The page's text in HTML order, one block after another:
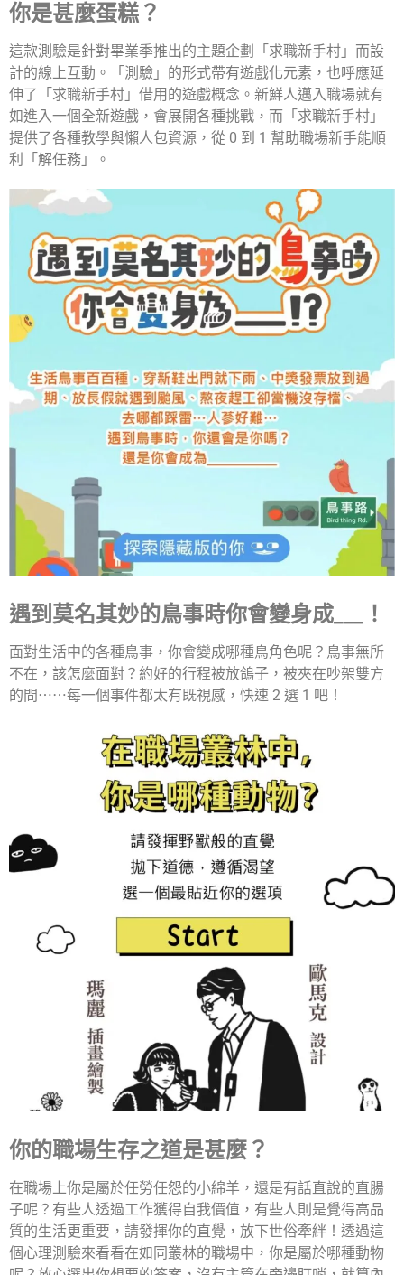
你是甚麼蛋糕？
這款測驗是針對畢業季推出的主題企劃「求職新手村」而設
計的線上互動。「測驗」的形式帶有遊戲化元素，也呼應延
伸了「求職新手村」借用的遊戲概念。新鮮人邁入職場就有
如進入一個全新遊戲，會展開各種挑戰，而「求職新手村」
提供了各種教學與懶人包資源，從 0 到 1 幫助職場新手能順
利「解任務」。
遇到莫名其妙的鳥事時你會變身成___！
面對生活中的各種鳥事，你會變成哪種鳥角色呢？鳥事無所
不在，該怎麼面對？約好的行程被放鴿子，被夾在吵架雙方
的間⋯⋯每一個事件都太有既視感，快速 2 選 1 吧！
你的職場生存之道是甚麼？
在職場上你是屬於任勞任怨的小綿羊，還是有話直說的直腸
子呢？有些人透過工作獲得自我價值，有些人則是覺得高品
質的生活更重要，請發揮你的直覺，放下世俗牽絆！透過這
個心理測驗來看看在如同叢林的職場中，你是屬於哪種動物